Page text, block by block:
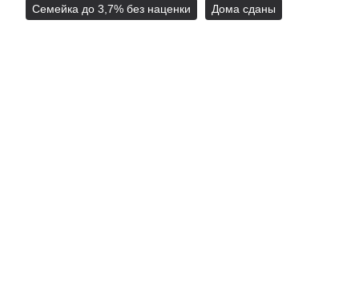
Семейка до 3,7% без наценки Дома сданы